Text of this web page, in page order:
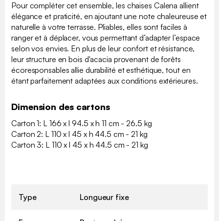
Pour compléter cet ensemble, les chaises Calena allient
élégance et praticité, en ajoutant une note chaleureuse et
naturelle à votre terrasse. Pliables, elles sont faciles à
ranger et à déplacer, vous permettant d’adapter l’espace
selon vos envies. En plus de leur confort et résistance,
leur structure en bois d'acacia provenant de forêts
écoresponsables allie durabilité et esthétique, tout en
étant parfaitement adaptées aux conditions extérieures.
Dimension des cartons
Carton 1: L 166 x l 94.5 x h 11 cm - 26.5 kg
Carton 2: L 110 x l 45 x h 44.5 cm - 21 kg
Carton 3: L 110 x l 45 x h 44.5 cm - 21 kg
Type Longueur fixe